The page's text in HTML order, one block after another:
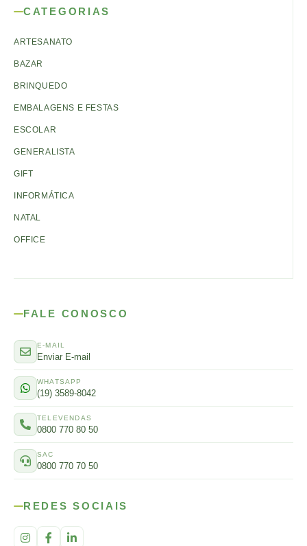
CATEGORIAS
ARTESANATO
BAZAR
BRINQUEDO
EMBALAGENS E FESTAS
ESCOLAR
GENERALISTA
GIFT
INFORMÁTICA
NATAL
OFFICE
FALE CONOSCO
E-MAIL
Enviar E-mail
WHATSAPP
(19) 3589-8042
TELEVENDAS
0800 770 80 50
SAC
0800 770 70 50
REDES SOCIAIS